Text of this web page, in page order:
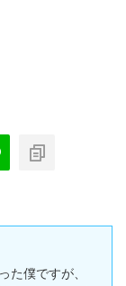
た僕ですが、